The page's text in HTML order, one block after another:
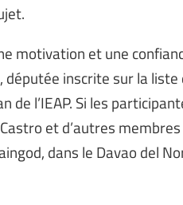
motivation et une
inscrite sur la liste
de l’IEAP. Si les
et d’autres
dans le Davao del